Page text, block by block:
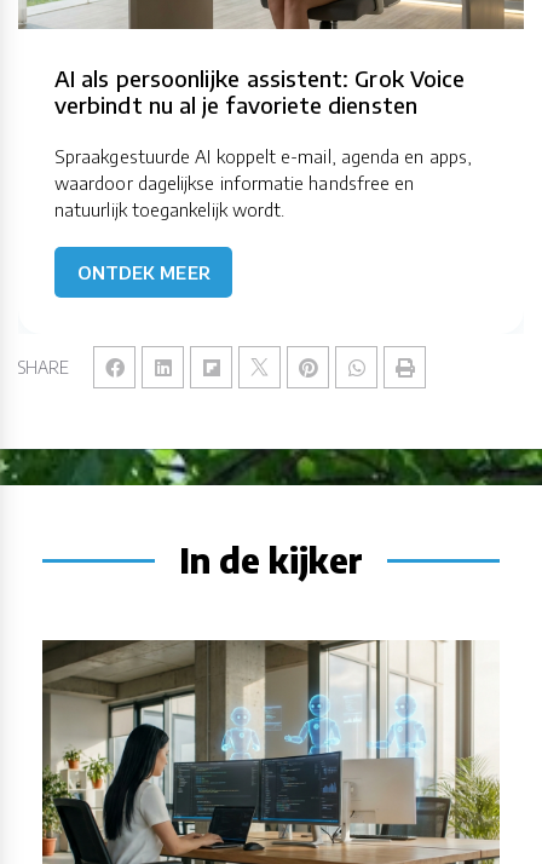
SHARE
AI als persoonlijke assistent: Grok Voice
verbindt nu al je favoriete diensten
Spraakgestuurde AI koppelt e-mail, agenda en apps,
waardoor dagelijkse informatie handsfree en
natuurlijk toegankelijk wordt.
ONTDEK MEER
In de kijker